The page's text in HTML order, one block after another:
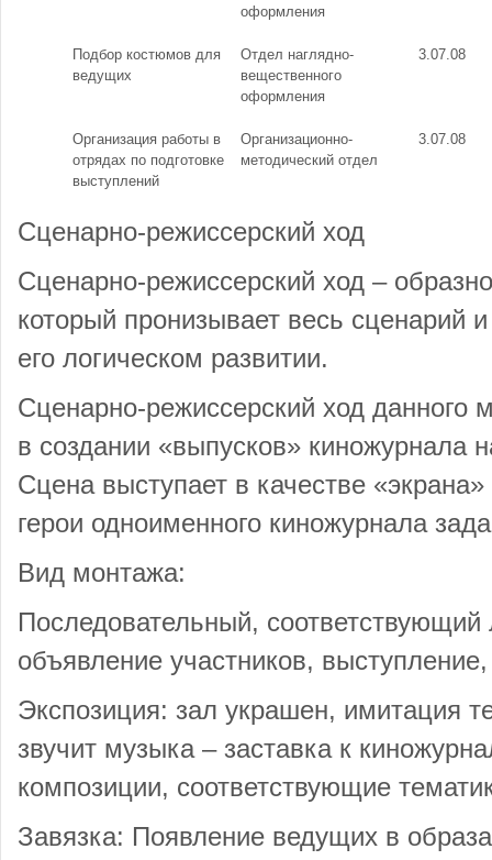
оформления
Подбор костюмов для
ведущих
Отдел наглядно-
вещественного
оформления
3.07.08
Организация работы в
отрядах по подготовке
выступлений
Организационно-
методический отдел
3.07.08
Сценарно-режиссерский ход
Сценарно-режиссерский ход –
который пронизывает весь сценарий
его логическом развитии.
Сценарно-режиссерский ход данного
в создании «выпусков» киножурнала
Сцена выступает в качестве
герои одноименного киножурнала
Вид монтажа:
Последовательный, соответствующий
объявление участников,
Экспозиция: зал украшен, имитация
звучит музыка – заставка к
композиции, соответствующие
Завязка: Появление ведущих в